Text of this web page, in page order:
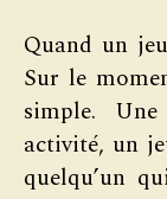
Quand un
Sur le
simple.
activité, un
quelqu’un